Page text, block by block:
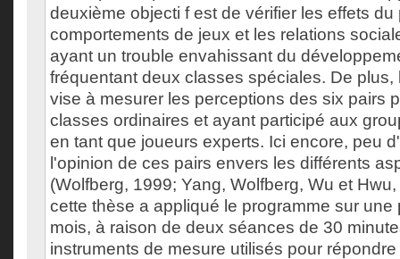
deuxième objecti f est de vérifier les effets
comportements de jeux et les relations
ayant un trouble envahissant du
fréquentant deux classes spéciales. De plus,
vise à mesurer les perceptions des six pairs
classes ordinaires et ayant participé aux
en tant que joueurs experts. Ici encore, peu
l'opinion de ces pairs envers les différents
(Wolfberg, 1999; Yang, Wolfberg, Wu et
cette thèse a appliqué le programme sur une
mois, à raison de deux séances de 30
instruments de mesure utilisés pour